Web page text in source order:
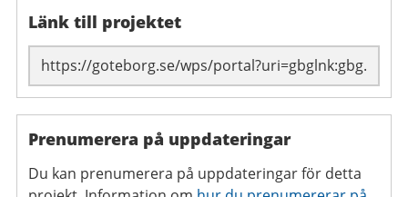
Länk till projektet
Prenumerera på uppdateringar
Du kan prenumerera på uppdateringar för detta